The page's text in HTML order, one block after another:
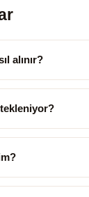
alınır?